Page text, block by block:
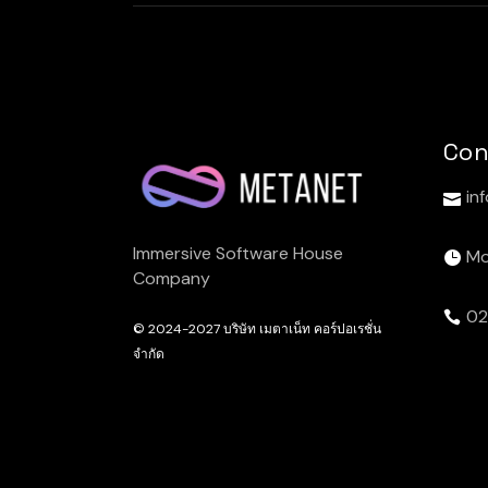
Immersive Software House
Company
© 2024-2027บริษัท เมตาเน็ท คอร์ปอเรชั่น
จำกัด